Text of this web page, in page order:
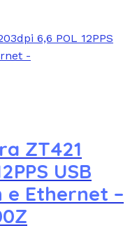
ZT421
USB
e Ethernet –